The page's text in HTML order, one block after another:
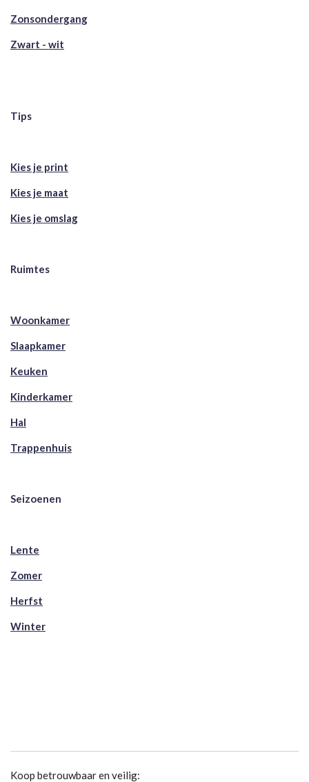
Zonsondergang
Zwart - wit
Tips
Kies je print
Kies je maat
Kies je omslag
Ruimtes
Woonkamer
Slaapkamer
Keuken
Kinderkamer
Hal
Trappenhuis
Seizoenen
Lente
Zomer
Herfst
Winter
Koop betrouwbaar en veilig: